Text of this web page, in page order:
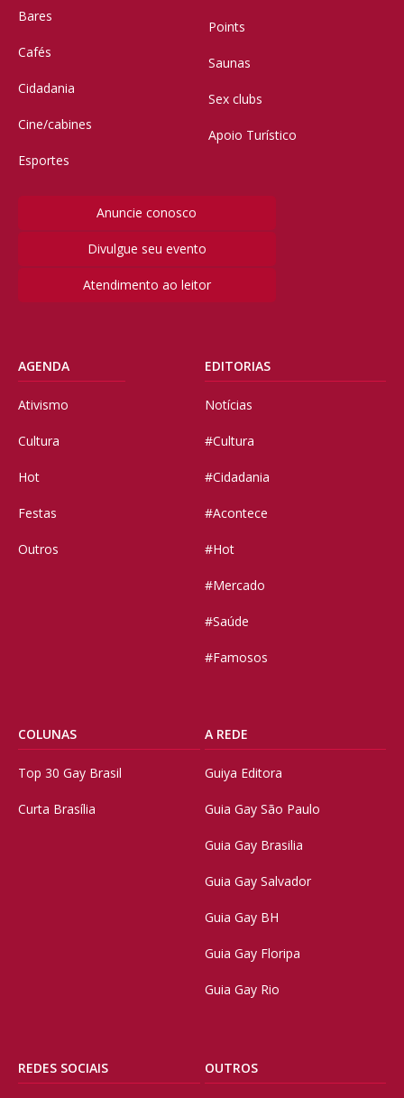
Bares
Cafés
Cidadania
Cine/cabines
Esportes
Points
Saunas
Sex clubs
Apoio Turístico
Anuncie conosco
Divulgue seu evento
Atendimento ao leitor
AGENDA
Ativismo
Cultura
Hot
Festas
Outros
EDITORIAS
Notícias
#Cultura
#Cidadania
#Acontece
#Hot
#Mercado
#Saúde
#Famosos
COLUNAS
Top 30 Gay Brasil
Curta Brasília
A REDE
Guiya Editora
Guia Gay São Paulo
Guia Gay Brasilia
Guia Gay Salvador
Guia Gay BH
Guia Gay Floripa
Guia Gay Rio
REDES SOCIAIS OUTROS